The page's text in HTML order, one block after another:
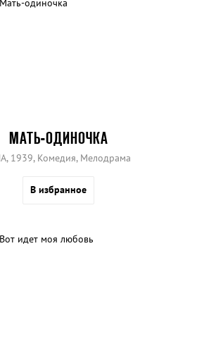
МАТЬ-ОДИНОЧКА
1939, Комедия, Мелодрама
В избранное